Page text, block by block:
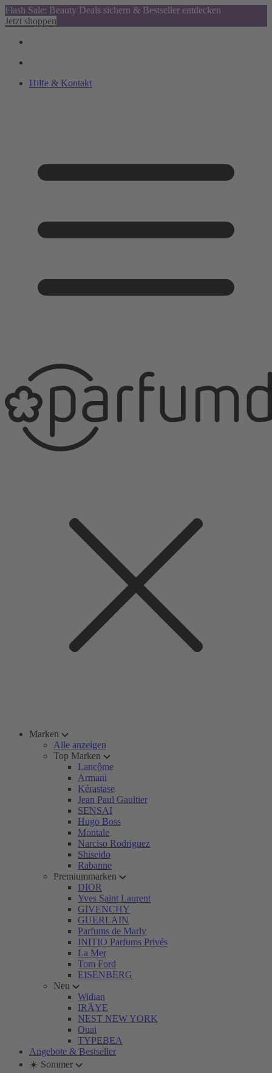
Flash Sale: Beauty Deals sichern & Bestseller entdecken
Jetzt shoppen
Hilfe & Kontakt
Marken
Alle anzeigen
Top Marken
Lancôme
Armani
Kérastase
Jean Paul Gaultier
SENSAI
Hugo Boss
Montale
Narciso Rodriguez
Shiseido
Rabanne
Premiummarken
DIOR
Yves Saint Laurent
GIVENCHY
GUERLAIN
Parfums de Marly
INITIO Parfums Privés
La Mer
Tom Ford
EISENBERG
Neu
Widian
IRÄYE
NEST NEW YORK
Ouai
TYPEBEA
Angebote & Bestseller
☀️ Sommer